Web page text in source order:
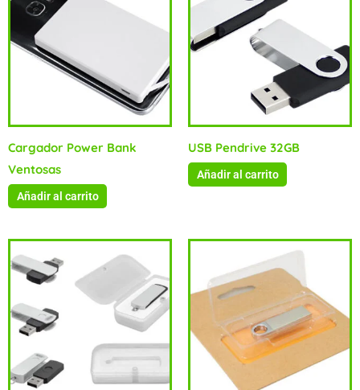
Cargador Power Bank
Ventosas
Añadir al carrito
USB Pendrive 32GB
Añadir al carrito